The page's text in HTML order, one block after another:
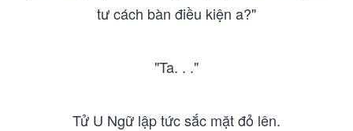
tư cách bàn điều kiện a?"
"Ta. . ."
Tử U Ngữ lập tức sắc mặt đỏ lên.